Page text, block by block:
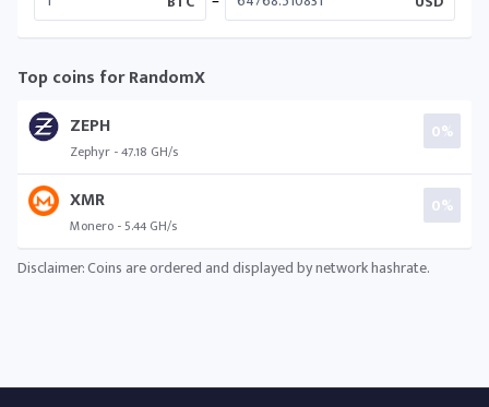
Top coins for RandomX
ZEPH
Zephyr - 47.18 GH/s
0%
XMR
Monero - 5.44 GH/s
0%
Disclaimer: Coins are ordered and displayed by network hashrate.